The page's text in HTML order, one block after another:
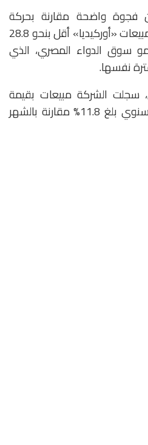
واضحة مقارنة بحركة
السوق، إذ جاء معدل نمو مبيعات «أوركيديا» أقل بنحو 28.8
سوق الدواء المصري، الذي
سجلت الشركة مبيعات بقيمة
148.5 مليون جنيه، بتراجع سنوي بلغ 11.8% مقارنة بالشهر